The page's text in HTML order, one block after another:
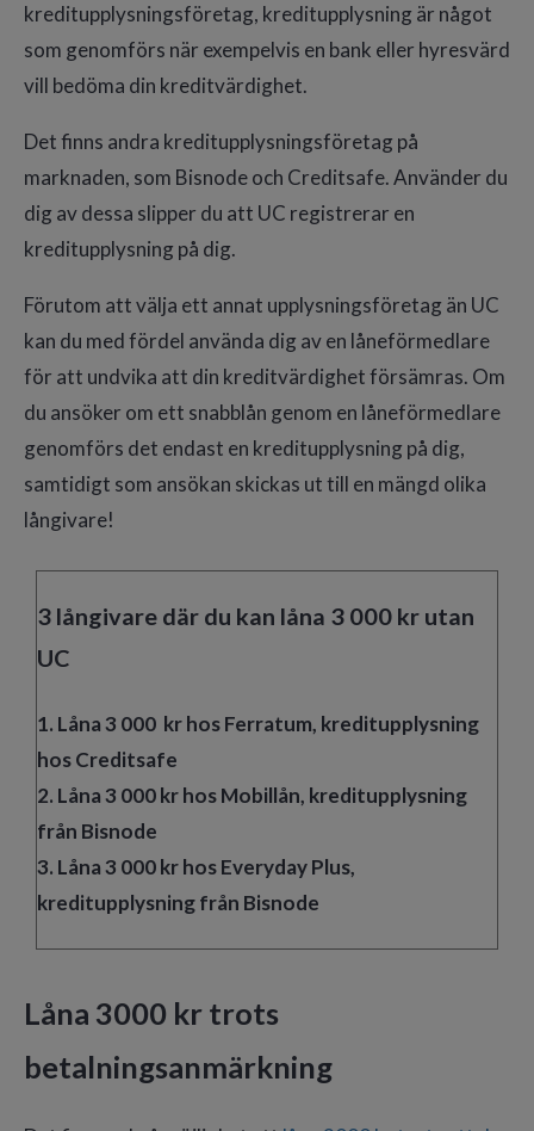
kreditupplysningsföretag, kreditupplysning är något
som genomförs när exempelvis en bank eller hyresvärd
vill bedöma din kreditvärdighet.
Det finns andra kreditupplysningsföretag på
marknaden, som Bisnode och Creditsafe. Använder du
dig av dessa slipper du att UC registrerar en
kreditupplysning på dig.
Förutom att välja ett annat upplysningsföretag än UC
kan du med fördel använda dig av en låneförmedlare
för att undvika att din kreditvärdighet försämras. Om
du ansöker om ett snabblån genom en låneförmedlare
genomförs det endast en kreditupplysning på dig,
samtidigt som ansökan skickas ut till en mängd olika
långivare!
3 långivare där du kan låna 3 000 kr utan
UC
1. Låna 3 000 kr hos Ferratum, kreditupplysning
hos Creditsafe
2. Låna 3 000 kr hos Mobillån, kreditupplysning
från Bisnode
3. Låna 3 000 kr hos Everyday Plus,
kreditupplysning från Bisnode
Låna 3000 kr trots
betalningsanmärkning